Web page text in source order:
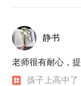
静书
老师很有耐心，
孩子上高中